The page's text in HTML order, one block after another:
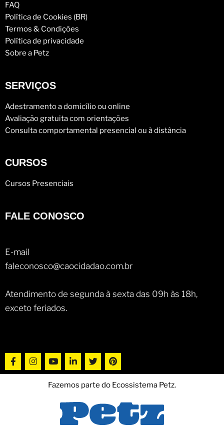
FAQ
Política de Cookies (BR)
Termos & Condições
Política de privacidade
Sobre a Petz
SERVIÇOS
Adestramento a domicílio ou online
Avaliação gratuita com orientações
Consulta comportamental presencial ou à distância
CURSOS
Cursos Presenciais
FALE CONOSCO
E-mail
faleconosco@caocidadao.com.br
Atendimento de segunda à sexta das 09h às 18h,
exceto feriados.
Fazemos parte do Ecossistema Petz.